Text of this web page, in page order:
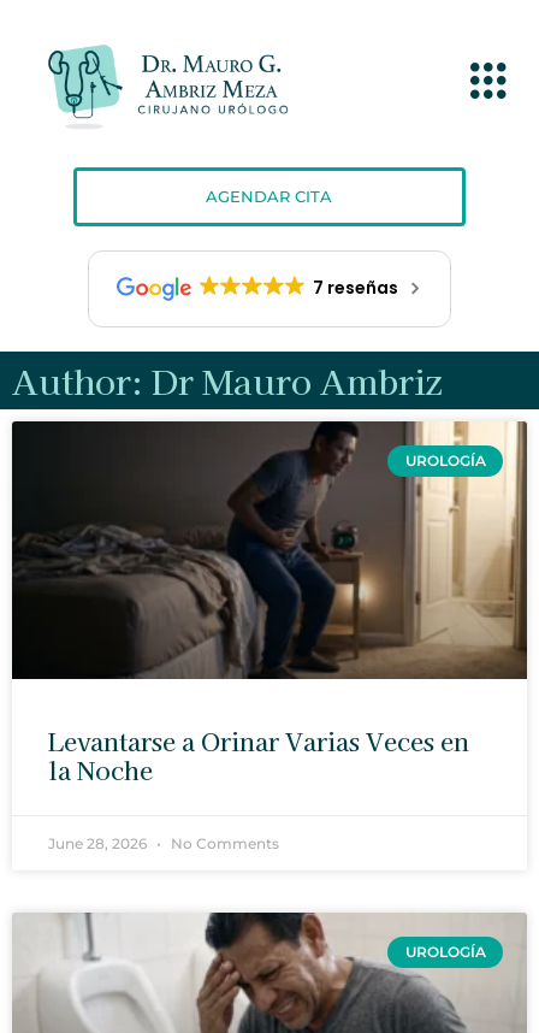
AGENDAR CITA
7 reseñas
Author: Dr Mauro Ambriz
UROLOGÍA
Levantarse a Orinar Varias Veces en
la Noche
June 28, 2026 No Comments
UROLOGÍA